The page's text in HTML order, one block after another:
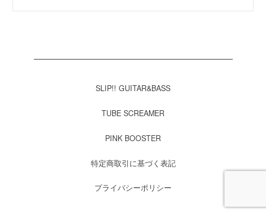
SLIP!! GUITAR&BASS
TUBE SCREAMER
PINK BOOSTER
特定商取引に基づく表記
プライバシーポリシー